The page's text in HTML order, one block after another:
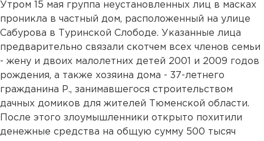
Утром 15 мая группа неустановленных лиц в масках
проникла в частный дом, расположенный на улице
Сабурова в Туринской Слободе. Указанные лица
предварительно связали скотчем всех членов семьи
- жену и двоих малолетних детей 2001 и 2009 годов
рождения, а также хозяина дома - 37-летнего
гражданина Р., занимавшегося строительством
дачных домиков для жителей Тюменской области.
После этого злоумышленники открыто похитили
денежные средства на общую сумму 500 тысяч